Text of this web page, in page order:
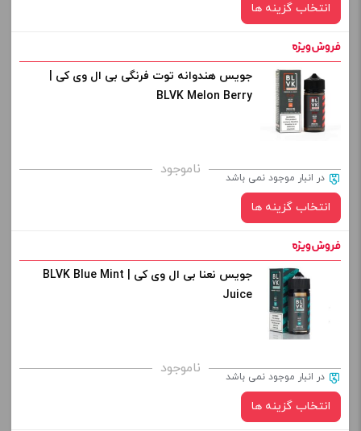
انتخاب گزینه ها
نیکوتین:
برای فعال شدن سبد خرید و نمایش قیمت ، گزینه های محصول را
از کادر بالا انتخاب کنید.
+
افزودن به سبد خرید
جویس هندوانه توت فرنگی بی ال وی کی |
BLVK Melon Berry
ناموجود در انبار موجود نمی باشد
انتخاب گزینه ها
نیکوتین:
برای فعال شدن سبد خرید و نمایش قیمت ، گزینه های محصول را
از کادر بالا انتخاب کنید.
+
جویس نعنا بی ال وی کی | BLVK Blue Mint
Juice
ناموجود در انبار موجود نمی باشد
انتخاب گزینه ها